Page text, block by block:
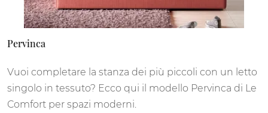
Pervinca
Vuoi completare la stanza dei più piccoli con un letto
singolo in tessuto? Ecco qui il modello Pervinca di Le
Comfort per spazi moderni.